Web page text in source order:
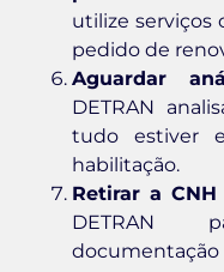
utilize serviços
pedido de
Aguardar
DETRAN
tudo estiver
habilitação.
Retirar a CNH
DETRAN
documentação